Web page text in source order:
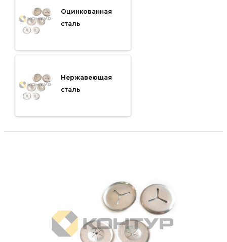
Оцинкованная
сталь
Нержавеющая
сталь